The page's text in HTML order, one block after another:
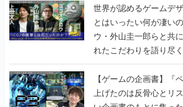
れたこだわりを語り尽
画書】
【ゲームの企画書】『
上げたのは反骨心とリ
い企画書のもとに集っ
ズを生まれ変わらせる
ビュー】
ゲームの企画書の記事一覧